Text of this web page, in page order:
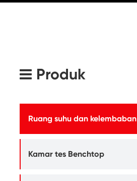
Produk
Ruang suhu dan kelembaban
Kamar tes Benchtop